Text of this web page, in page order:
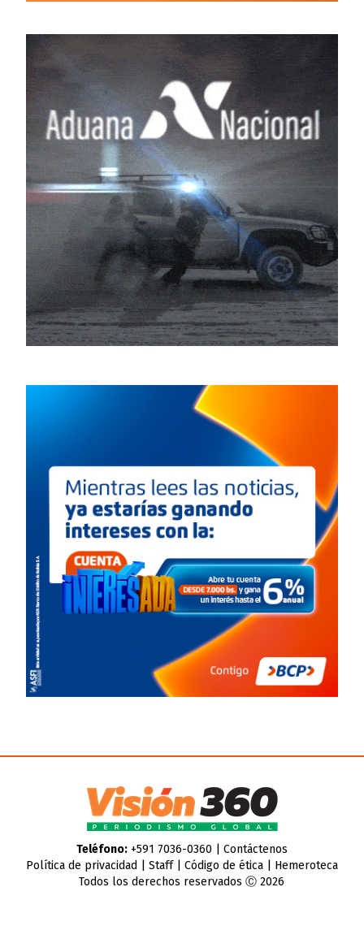
Teléfono:+591 7036-0360 | Contáctenos
Política de privacidad
Staff| Código de ética| Hemeroteca
Todos los derechos reservados Ⓒ 2026